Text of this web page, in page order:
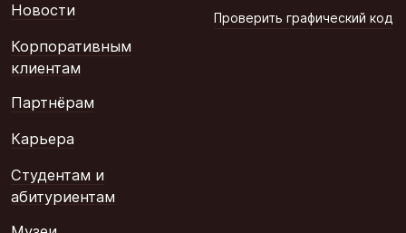
Новости
Корпоративным
клиентам
Партнёрам
Карьера
Студентам и
абитуриентам
Проверить графический код